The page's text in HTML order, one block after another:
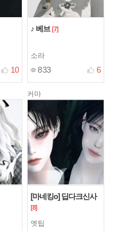
10
♪ 베브 [7]
소라
833 6
커마
[마네킹o] 딥다크신사
[8]
엣팁